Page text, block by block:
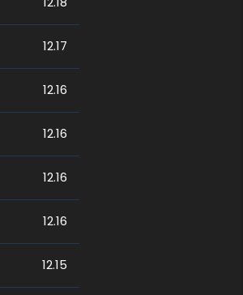
12.17
12.16
12.16
12.16
12.16
12.15